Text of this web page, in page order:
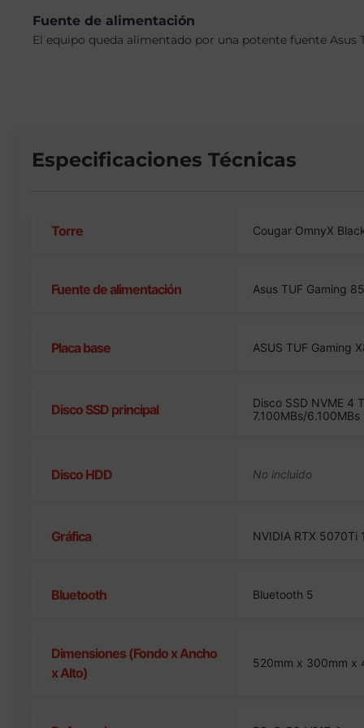
Fuente de alimentación
El equipo queda alimentado por una potente fuente
Especificaciones Técnicas
Torre Cougar OmnyX
Fuente de alimentación Asus TUF Gaming
Placa base ASUS TUF Gaming
Disco SSD principal
Disco SSD NVME 4
7.100MBs/6.100MBs
Disco HDD
Gráfica NVIDIA RTX 5070Ti
Bluetooth Bluetooth 5
Dimensiones (Fondo x Ancho
x Alto)
520mm x 300mm x